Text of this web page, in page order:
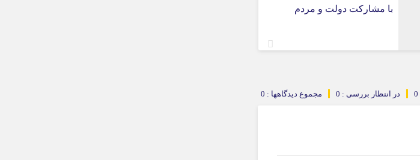
با مشارکت دولت و مردم
مجموع دیدگاهها : 0 در انتظار بررسی : 0